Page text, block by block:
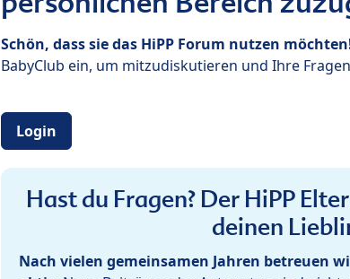
Schön, dass sie das HiPP Forum nutzen
BabyClub ein, um mitzudiskutieren und Ihre
Login
Hast du Fragen? Der HiPP
deinen
Nach vielen gemeinsamen Jahren betreuen